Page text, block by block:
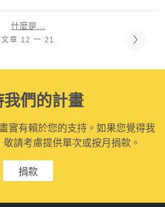
什麼是…
文章 12 一 21
我們的計畫
實有賴於您的支持。如果您覺得我
請考慮提供單次或按月捐款。
捐款